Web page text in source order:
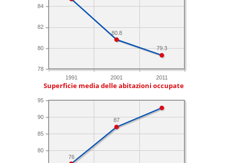
1991 2001 2011
78
80
82
84
79.3
80.8
Superficie media delle abitazioni occupate
80
85
90
95
87
76